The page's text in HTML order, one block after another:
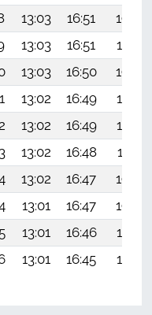
13:03 16:51
19:59
13:03 16:51
19:57
13:03 16:50
19:56
13:02 16:49
19:54
13:02 16:49
19:53
13:02 16:48
19:51
13:02 16:47
19:50
13:01 16:47
19:48
13:01 16:46
19:47
13:01 16:45 19:45